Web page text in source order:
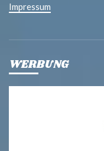
Impressum
WERBUNG